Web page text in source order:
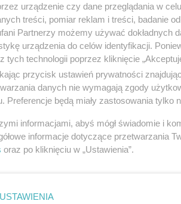
ogłoszenie nie istnieje lub nie
urządzenie czy dane przeglądania w
treści, pomiar reklam i treści, badanie
Partnerzy możemy używać dokładnych
urządzenia do celów identyfikacji.
tych technologii poprzez kliknięcie
przycisk ustawień prywatności
danych nie wymagają zgody
Preferencje będą miały zastosowania tylko
informacjami, abyś mógł świadomie i
informacje dotyczące przetwarzania
oraz po kliknięciu w „Ustawienia”.
USTAWIENIA